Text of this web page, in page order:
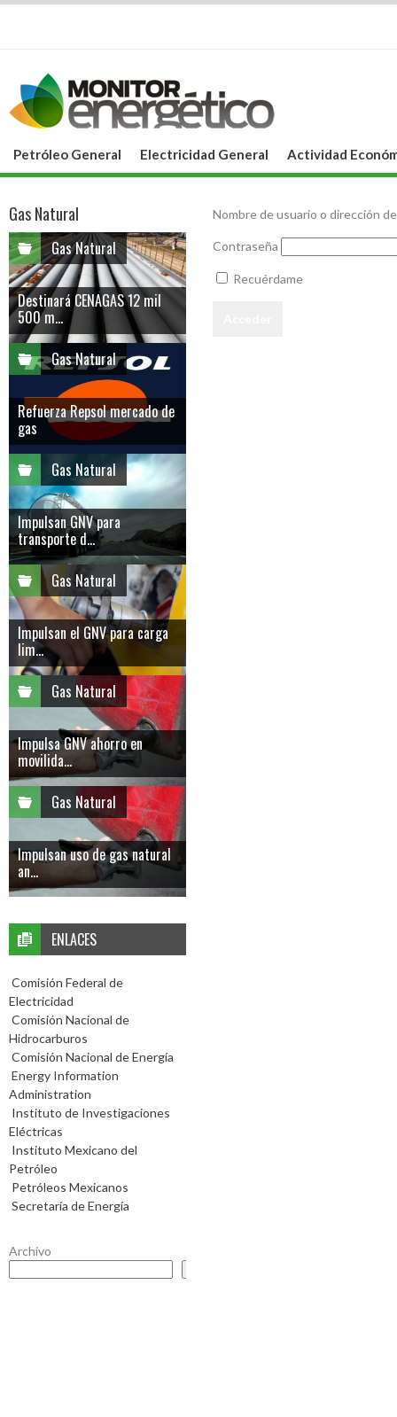
Petróleo General Electricidad General Actividad
Nombre de usuario o dirección
Contraseña
Recuérdame
Gas Natural
Gas Natural
Destinará CENAGAS 12 mil
500 m...
Gas Natural
Refuerza Repsol mercado de
gas
Gas Natural
Impulsan GNV para
transporte d...
Gas Natural
Impulsan el GNV para carga
lim...
Gas Natural
Impulsa GNV ahorro en
movilida...
Gas Natural
Impulsan uso de gas natural
an...
ENLACES
Comisión Federal de
Electricidad
Comisión Nacional de
Hidrocarburos
Comisión Nacional de Energía
Energy Information
Administration
Instituto de Investigaciones
Eléctricas
Instituto Mexicano del
Petróleo
Petróleos Mexicanos
Secretaría de Energía
Archivo